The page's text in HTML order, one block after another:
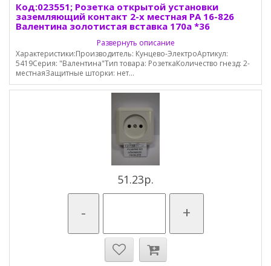
Код:023551; Розетка открытой установки
заземляющий контакт 2-х местная РА 16-826
Валентина золотистая вставка 170а *36
Развернуть описание
Характеристики:Производитель: Кунцево-ЭлектроАртикул:
5419Серия: "Валентина"Тип товара: РозеткаКоличество гнезд: 2-
местнаяЗащитные шторки: нет...
51.23р.
- +